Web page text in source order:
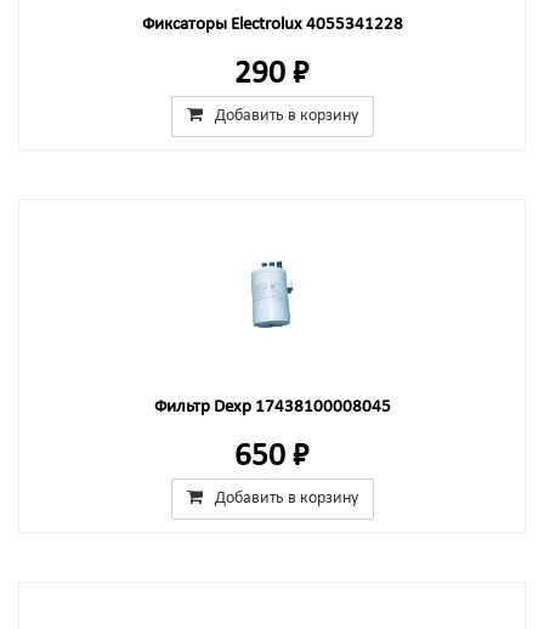
Фиксаторы Electrolux 4055341228
290 ₽
Добавить в корзину
Фильтр Dexp 17438100008045
650 ₽
Добавить в корзину